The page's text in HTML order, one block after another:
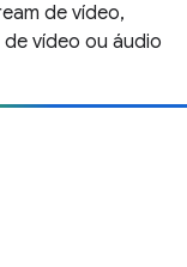
de vídeo,
vídeo ou áudio